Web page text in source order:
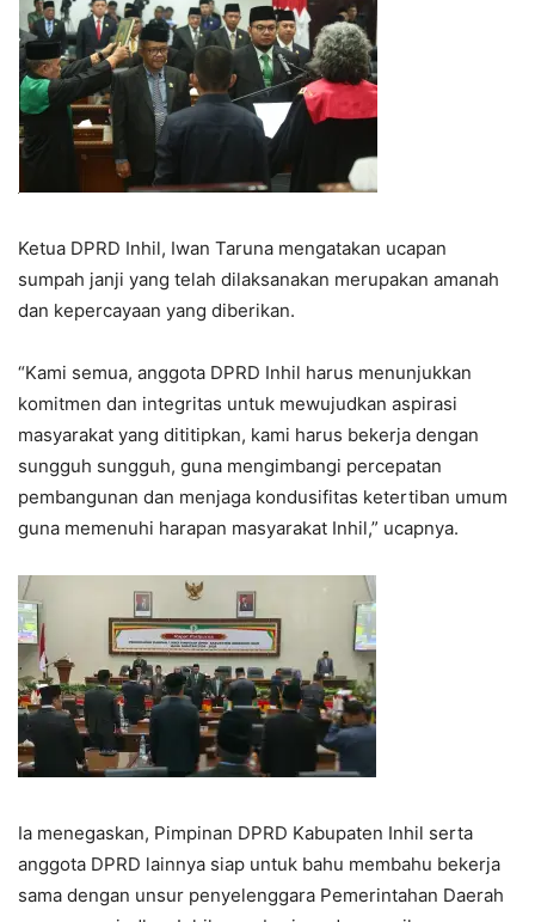
Ketua DPRD Inhil, Iwan Taruna mengatakan ucapan
sumpah janji yang telah dilaksanakan merupakan amanah
dan kepercayaan yang diberikan.
“Kami semua, anggota DPRD Inhil harus menunjukkan
komitmen dan integritas untuk mewujudkan aspirasi
masyarakat yang dititipkan, kami harus bekerja dengan
sungguh sungguh, guna mengimbangi percepatan
pembangunan dan menjaga kondusifitas ketertiban umum
guna memenuhi harapan masyarakat Inhil,” ucapnya.
Ia menegaskan, Pimpinan DPRD Kabupaten Inhil serta
anggota DPRD lainnya siap untuk bahu membahu bekerja
sama dengan unsur penyelenggara Pemerintahan Daerah